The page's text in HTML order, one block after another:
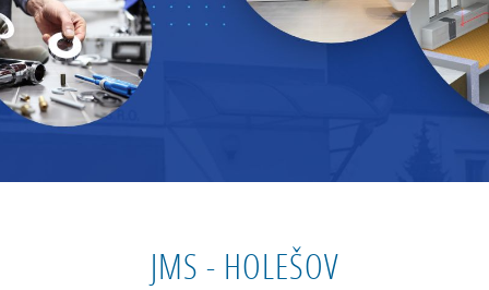
JMS - HOLEŠOV